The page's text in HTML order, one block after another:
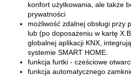
konfort użytkowania, ale także
prywatności
możliwość zdalnej obsługi przy
lub (po doposażeniu w kartę
globalnej aplikacji KNX,
systemie SMART HOME.
funkcja furtki - cześciowe
funkcja automatycznego